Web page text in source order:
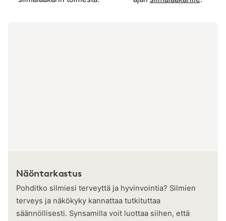
Näöntarkastus
Pohditko silmiesi terveyttä ja hyvinvointia? Silmien
terveys ja näkökyky kannattaa tutkituttaa
säännöllisesti. Synsamilla voit luottaa siihen, että